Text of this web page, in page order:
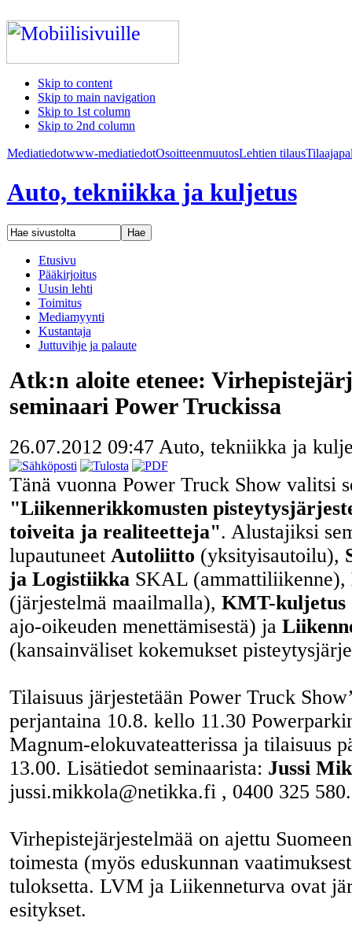
Skip to content
Skip to main navigation
Skip to 1st column
Skip to 2nd column
Mediatiedotwww-mediatiedotOsoitteenmuutosLehtien tilaus
Auto, tekniikka ja kuljetus
Etusivu
Pääkirjoitus
Uusin lehti
Toimitus
Mediamyynti
Kustantaja
Juttuvihje ja palaute
Atk:n aloite etenee:
seminaari Power Truckissa
26.07.2012 09:47 Auto, tekniikka ja
Tänä vuonna Power Truck Show valitsi
"Liikennerikkomusten
toiveita ja realiteetteja". Alustajiksi
lupautuneet Autoliitto (yksityisautoilu),
ja Logistiikka SKAL (ammattiliikenne),
(järjestelmä maailmalla), KMT-kuljetus
ajo-oikeuden menettämisestä) ja
(kansainväliset kokemukset
Tilaisuus järjestetään Power Truck
perjantaina 10.8. kello 11.30
Magnum-elokuvateatterissa ja tilaisuus
13.00. Lisätiedot seminaarista: Jussi
jussi.mikkola@netikka.fi , 0400 325 580.
Virhepistejärjestelmää on ajettu
toimesta (myös eduskunnan
tuloksetta. LVM ja Liikenneturva ovat
esitykset.